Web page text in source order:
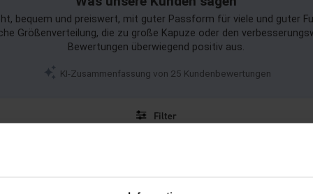
bequem und preiswert, mit guter Passform für viele und guter
Größenverteilung, die zu große Kapuze oder den
Bewertungen überwiegend positiv aus.
KI-Zusammenfassung von 25 Kundenbewertungen
Filter
Ich wünschte, dieser Mantel wäre länger und hätte einen besseren